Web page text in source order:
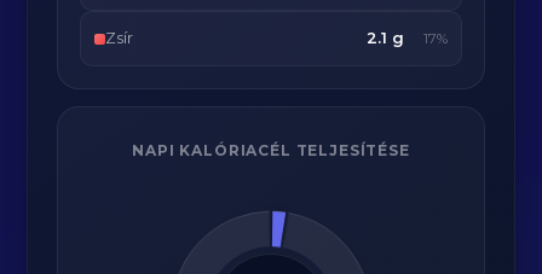
Zsír 2.1 g 17%
NAPI KALÓRIACÉL TELJESÍTÉSE